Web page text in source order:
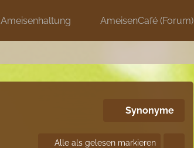
Ameisenhaltung AmeisenCafé (Forum)
Synonyme
Alle als gelesen markieren